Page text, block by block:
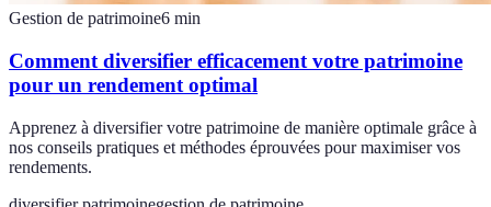
Gestion de patrimoine6 min
Comment diversifier efficacement votre patrimoine
pour un rendement optimal
Apprenez à diversifier votre patrimoine de manière optimale grâce à
nos conseils pratiques et méthodes éprouvées pour maximiser vos
rendements.